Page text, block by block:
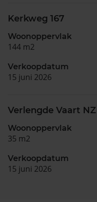
Kerkweg 167
Woonoppervlak
144 m2
Verkoopdatum
15 juni 2026
Verlengde Vaart NZ
Woonoppervlak
35 m2
Verkoopdatum
15 juni 2026